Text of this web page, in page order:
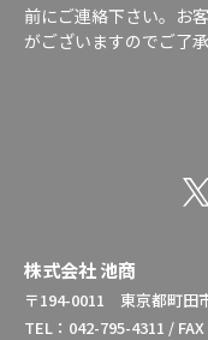
前にご連絡下さい。お
がございますのでご了承
株式会社 池商
〒194-0011 東京都町田
TEL：042-795-4311 /